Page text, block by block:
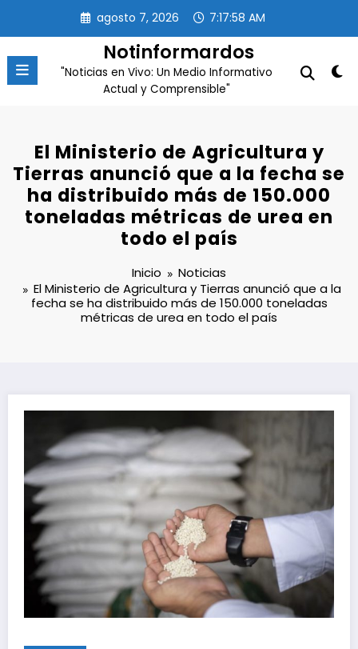
contenido
agosto 7, 2026 7:17:59 AM
Notinformardos
"Noticias en Vivo: Un Medio Informativo
Actual y Comprensible"
El Ministerio de Agricultura y
Tierras anunció que a la fecha se
ha distribuido más de 150.000
toneladas métricas de urea en
todo el país
Inicio
Noticias
El Ministerio de Agricultura y Tierras anunció que a la
fecha se ha distribuido más de 150.000 toneladas
métricas de urea en todo el país